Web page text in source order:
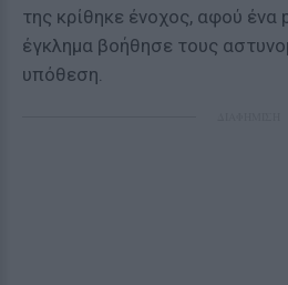
της κρίθηκε ένοχος, αφού ένα
έγκλημα βοήθησε τους
υπόθεση.